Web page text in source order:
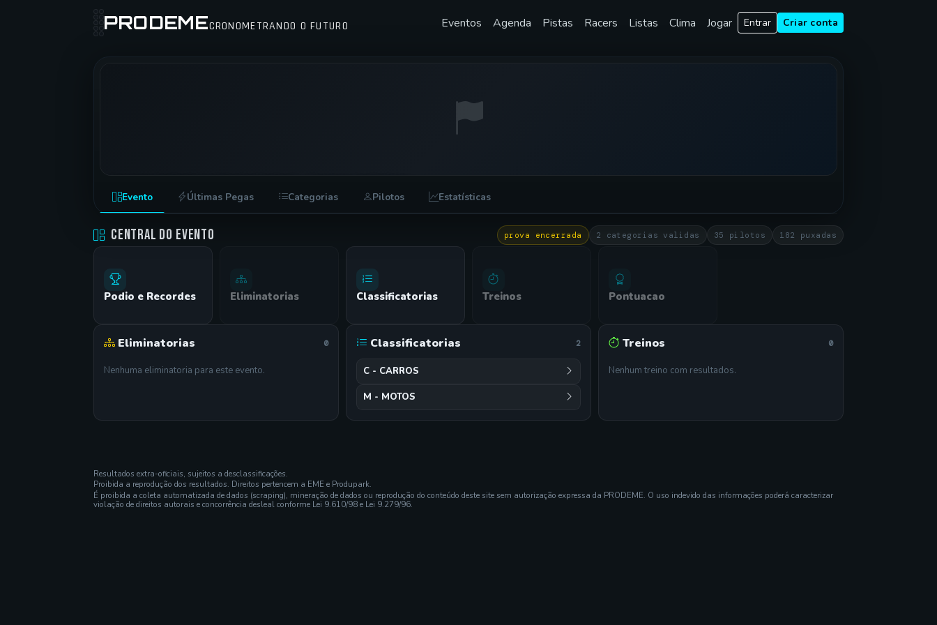
PRODEMECRONOMETRANDO O FUTURO Eventos Agenda Pistas Racers Listas Clima Jogar Entrar Criar conta
RACHA NOTURNO TECNOMOTOR • RACHA NOTURNO
Evento Últimas Pegas Categorias Pilotos Estatísticas
Central do Evento prova encerrada 2 categorias validas 35 pilotos 182 puxadas
Podio e Recordes Eliminatorias Classificatorias Treinos Pontuacao
Eliminatorias 0
Nenhuma eliminatoria para este evento.
Classificatorias 2
C - CARROS
M - MOTOS
Treinos 0
Nenhum treino com resultados.
Resultados extra-oficiais, sujeitos a desclassificações.
Proibida a reprodução dos resultados. Direitos pertencem a EME e Produpark.
É proibida a coleta automatizada de dados (scraping), mineração de dados ou reprodução do conteúdo deste site sem autorização expressa da PRODEME. O uso indevido das informações poderá caracterizar
violação de direitos autorais e concorrência desleal conforme Lei 9.610/98 e Lei 9.279/96.